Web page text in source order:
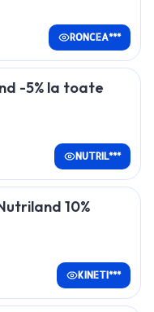
RONCEA***
-5% la toate
NUTRIL***
10%
KINETI***